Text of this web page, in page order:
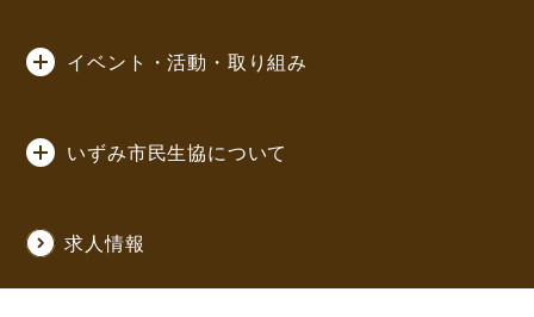
イベント・活動・取り組み
いずみ市民生協について
求人情報